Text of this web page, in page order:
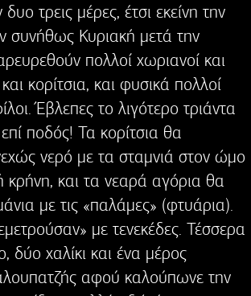
τρεις μέρες, έτσι εκείνη την
συνήθως Κυριακή μετά την
πολλοί χωριανοί και
κορίτσια, και φυσικά πολλοί
Έβλεπες το λιγότερο τριάντα
ποδός! Τα κορίτσια θα
νερό με τα σταμνιά στον ώμο
κρήνη, και τα νεαρά αγόρια θα
με τις «παλάμες» (φτυάρια).
με τενεκέδες. Τέσσερα
δύο χαλίκι και ένα μέρος
αφού καλούπωνε την